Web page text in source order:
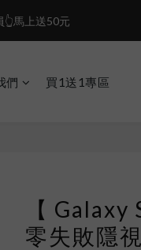
1000即享免運
2
1
3
2
0
1
馬上送50元
們 買1送1專區
【
零失敗隱